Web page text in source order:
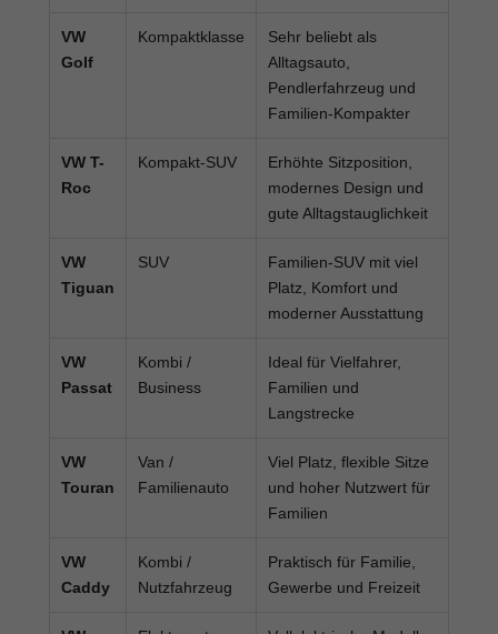
VW
Golf
Kompaktklasse
Sehr beliebt als
Alltagsauto,
Pendlerfahrzeug und
Familien-Kompakter
VW T-
Roc
Kompakt-SUV
Erhöhte Sitzposition,
modernes Design und
gute Alltagstauglichkeit
VW
Tiguan
SUV
Familien-SUV mit viel
Platz, Komfort und
moderner Ausstattung
VW
Passat
Kombi /
Business
Ideal für Vielfahrer,
Familien und
Langstrecke
VW
Touran
Van /
Familienauto
Viel Platz, flexible Sitze
und hoher Nutzwert für
Familien
VW
Caddy
Kombi /
Nutzfahrzeug
Praktisch für Familie,
Gewerbe und Freizeit